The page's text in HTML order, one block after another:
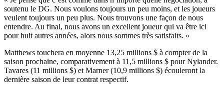
soutenu le DG. Nous voulons toujours un peu moins, et les joueurs
veulent toujours un peu plus. Nous trouvons une façon de nous
entendre. Au final, nous avons un excellent joueur qui va être ici
pour huit autres années, alors nous sommes très satisfaits. »
Matthews touchera en moyenne 13,25 millions $ à compter de la
saison prochaine, comparativement à 11,5 millions $ pour Nylander.
Tavares (11 millions $) et Marner (10,9 millions $) écouleront la
dernière saison de leur contrat respectif.